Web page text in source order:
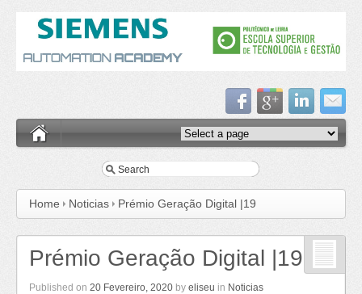
Home Noticias Prémio Geração Digital |19
Prémio Geração Digital |19
Published on 20 Fevereiro, 2020 by eliseu in Noticias